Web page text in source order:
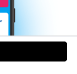
використання